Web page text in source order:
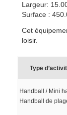
Largeur:
Surface :
Cet
loisir.
Type
Handball / Mini
Handball de